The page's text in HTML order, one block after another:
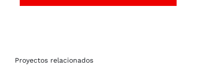
Proyectos relacionados